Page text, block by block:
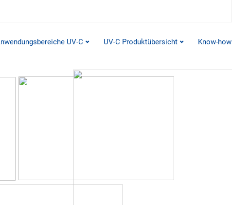
UV-C UV-C Produktübersicht Know-how